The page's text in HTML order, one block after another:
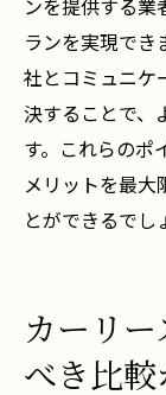
ンを提供する業
ランを実現でき
社とコミュニケ
決することで、
す。これらのポ
メリットを最大
とができるでし
カーリ
べき比較